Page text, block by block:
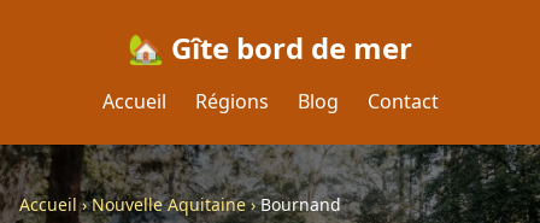
🏡 Gîte bord de mer
Accueil Régions Blog Contact
Accueil›Nouvelle Aquitaine›Bournand